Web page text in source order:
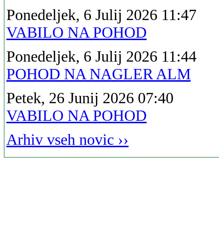
Ponedeljek, 6 Julij 2026 11:47
VABILO NA POHOD
Ponedeljek, 6 Julij 2026 11:44
POHOD NA NAGLER ALM
Petek, 26 Junij 2026 07:40
VABILO NA POHOD
Arhiv vseh novic ››